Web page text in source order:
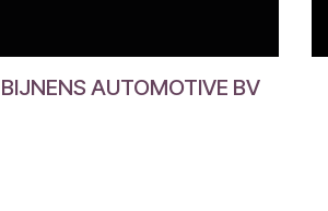
BIJNENS AUTOMOTIVE BV